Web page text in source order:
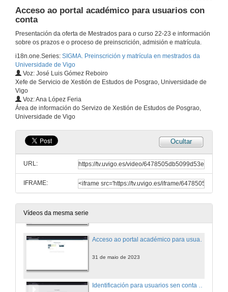
Acceso ao portal académico para usuarios con
conta
Presentación da oferta de Mestrados para o curso 22-23 e información
sobre os prazos e o proceso de preinscrición, admisión e matrícula.
i18n.one.Series: SIGMA. Preinscrición y matrícula en mestrados da
Universidade de Vigo
Voz: José Luis Gómez Reboiro
Xefe de Servicio de Xestión de Estudos de Posgrao, Universidade de
Vigo
Voz: Ana López Feria
Área de información do Servizo de Xestión de Estudos de Posgrao,
Universidade de Vigo
Ocultar
URL:
IFRAME:
Vídeos da mesma serie
31 de maio de 2023
Rexistro
Acceso ao portal académico para usuarios con conta
31 de maio de 2023